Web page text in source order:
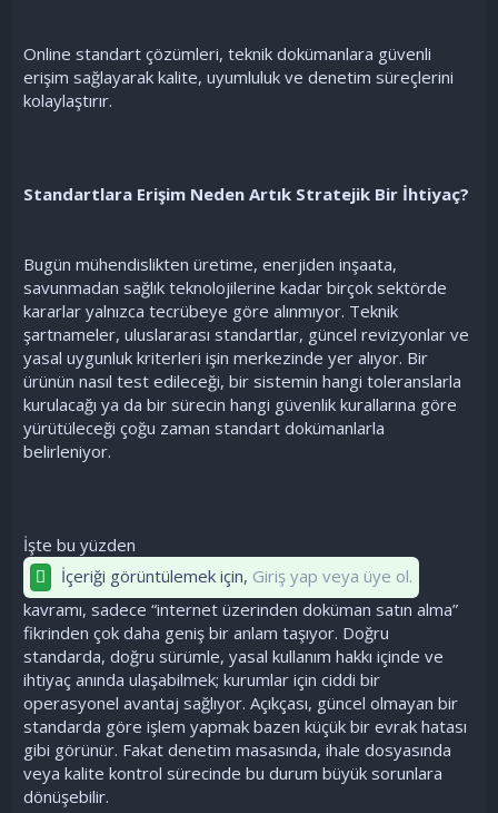
Online standart çözümleri, teknik dokümanlara güvenli
erişim sağlayarak kalite, uyumluluk ve denetim süreçlerini
kolaylaştırır.
Standartlara Erişim Neden Artık Stratejik Bir İhtiyaç?
Bugün mühendislikten üretime, enerjiden inşaata,
savunmadan sağlık teknolojilerine kadar birçok sektörde
kararlar yalnızca tecrübeye göre alınmıyor. Teknik
şartnameler, uluslararası standartlar, güncel revizyonlar ve
yasal uygunluk kriterleri işin merkezinde yer alıyor. Bir
ürünün nasıl test edileceği, bir sistemin hangi toleranslarla
kurulacağı ya da bir sürecin hangi güvenlik kurallarına göre
yürütüleceği çoğu zaman standart dokümanlarla
belirleniyor.
İşte bu yüzden
İçeriği görüntülemek için, Giriş yap veya üye ol.
kavramı, sadece “internet üzerinden doküman satın alma”
fikrinden çok daha geniş bir anlam taşıyor. Doğru
standarda, doğru sürümle, yasal kullanım hakkı içinde ve
ihtiyaç anında ulaşabilmek; kurumlar için ciddi bir
operasyonel avantaj sağlıyor. Açıkçası, güncel olmayan bir
standarda göre işlem yapmak bazen küçük bir evrak hatası
gibi görünür. Fakat denetim masasında, ihale dosyasında
veya kalite kontrol sürecinde bu durum büyük sorunlara
dönüşebilir.